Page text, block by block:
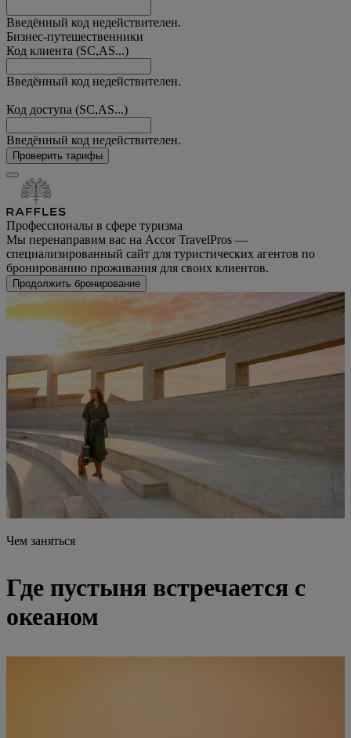
Введённый код недействителен.
Бизнес-путешественники
Код клиента (SC,AS...)
Введённый код недействителен.
Код доступа (SC,AS...)
Введённый код недействителен.
Проверить тарифы
Профессионалы в сфере туризма
Мы перенаправим вас на Accor TravelPros —
специализированный сайт для туристических агентов по
бронированию проживания для своих клиентов.
Продолжить бронирование
Чем заняться
Где пустыня встречается с
океаном